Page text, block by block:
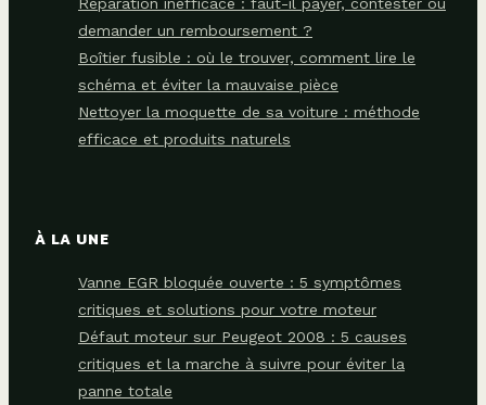
demander un remboursement ?
Boîtier fusible : où le trouver, comment lire le
schéma et éviter la mauvaise pièce
Nettoyer la moquette de sa voiture : méthode
efficace et produits naturels
À LA UNE
Vanne EGR bloquée ouverte : 5 symptômes
critiques et solutions pour votre moteur
Défaut moteur sur Peugeot 2008 : 5 causes
critiques et la marche à suivre pour éviter la
panne totale